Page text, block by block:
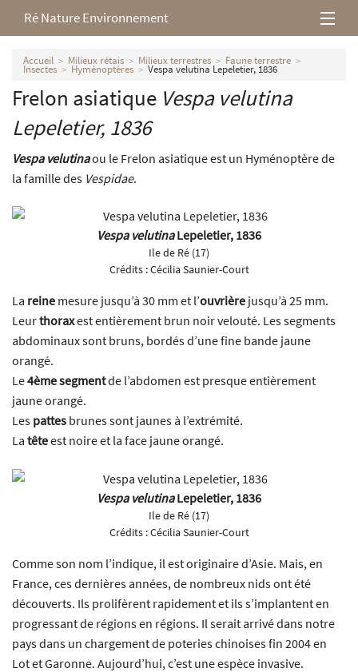
Ré Nature Environnement
L’association
Milieux rétais
Nos parutions
Accueil Milieux rétais Milieux terrestres Faune terrestre
Insectes Hyménoptères Vespa velutina Lepeletier, 1836
Frelon asiatique Vespa velutina
Lepeletier, 1836
Vespa velutinaou le Frelon asiatique est un Hyménoptère de
la famille des Vespidae.
Vespa velutinaLepeletier, 1836
Ile de Ré (17)
Crédits :Cécilia Saunier-Court
La reine mesure jusqu’à 30 mm et l’ouvrière jusqu’à 25 mm.
Leurthoraxest entièrement brun noir velouté. Les segments
abdominaux sont bruns, bordés d’une fine bande jaune
orangé.
Le4ème segmentde l’abdomen est presque entièrement
jaune orangé.
Les pattes brunes sont jaunes à l’extrémité.
La têteest noire et la face jaune orangé.
Vespa velutinaLepeletier, 1836
Ile de Ré (17)
Crédits :Cécilia Saunier-Court
Comme son nom l’indique, il est originaire d’Asie. Mais, en
France, ces dernières années, de nombreux nids ont été
découverts. Ils prolifèrent rapidement et ils s’implantent en
progressant de régions en régions. Il serait arrivé dans notre
pays dans un chargement de poteries chinoises fin 2004 en
Lot et Garonne. Aujourd’hui, c’est une espèce invasive.